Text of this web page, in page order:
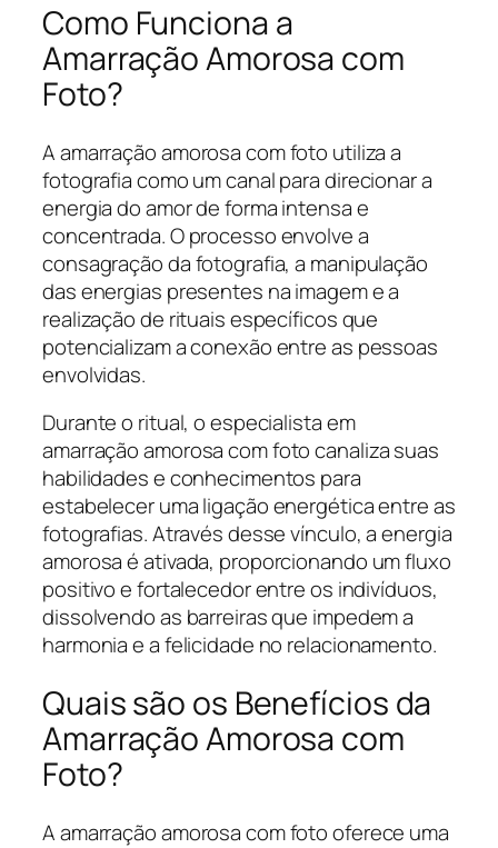
Como Funciona a
Amarração Amorosa com
Foto?
A amarração amorosa com foto utiliza a
fotografia como um canal para direcionar a
energia do amor de forma intensa e
concentrada. O processo envolve a
consagração da fotografia, a manipulação
das energias presentes na imagem e a
realização de rituais específicos que
potencializam a conexão entre as pessoas
envolvidas.
Durante o ritual, o especialista em
amarração amorosa com foto canaliza suas
habilidades e conhecimentos para
estabelecer uma ligação energética entre as
fotografias. Através desse vínculo, a energia
amorosa é ativada, proporcionando um fluxo
positivo e fortalecedor entre os indivíduos,
dissolvendo as barreiras que impedem a
harmonia e a felicidade no relacionamento.
Quais são os Benefícios da
Amarração Amorosa com
Foto?
A amarração amorosa com foto oferece uma